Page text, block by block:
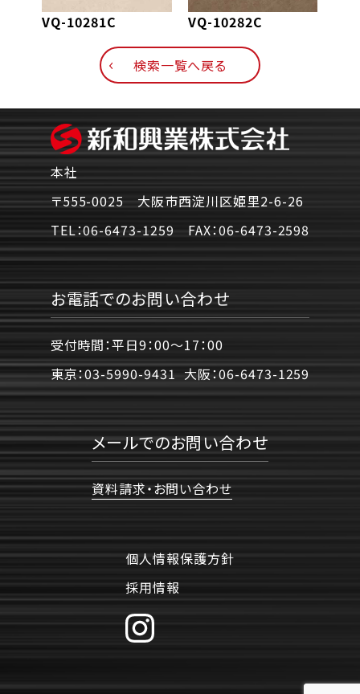
VQ-10281C VQ-10282C
検索一覧へ戻る
本社
〒555-0025 大阪市西淀川区姫里2-6-26
TEL：06-6473-1259 FAX：06-6473-2598
お電話でのお問い合わせ
受付時間：平日9：00〜17：00
東京：03-5990-9431 大阪：06-6473-1259
メールでのお問い合わせ
資料請求・お問い合わせ
個人情報保護方針
採用情報